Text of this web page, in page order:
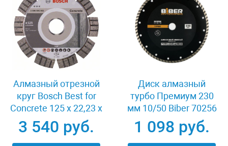
Алмазный отрезной
круг Bosch Best for
Concrete 125 x 22,23 x
2,2 x 12 mm
3 540 руб.
Диск алмазный
турбо Премиум 230
мм 10/50 Biber 70256
1 098 руб.